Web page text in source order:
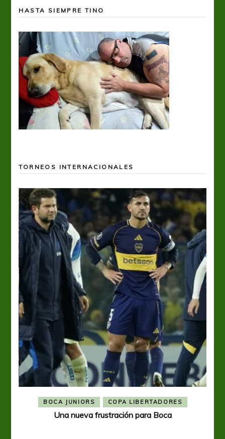
HASTA SIEMPRE TINO
TORNEOS INTERNACIONALES
BOCA JUNIORS COPA LIBERTADORES
Una nueva frustración para Boca